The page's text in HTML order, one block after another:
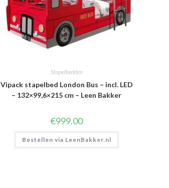
Stapelbedden
Vipack stapelbed London Bus – incl. LED
– 132×99,6×215 cm – Leen Bakker
€999.00
Bestellen via LeenBakker.nl